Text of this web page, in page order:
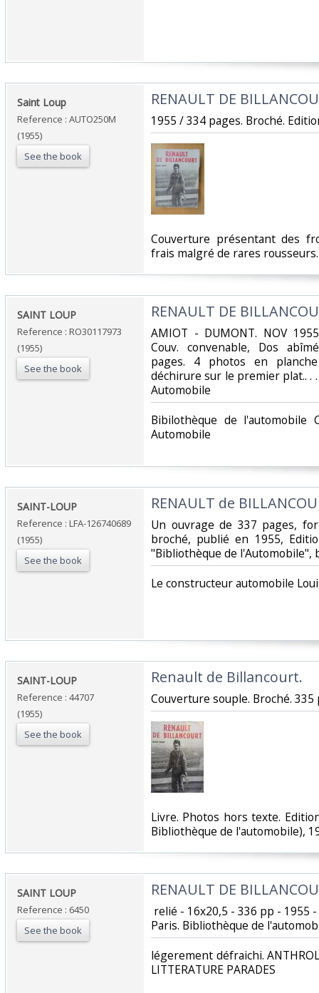
‎Saint Loup‎
Reference : AUTO250M
(1955)
See the book
‎RENAULT DE
‎1955 / 334 pages. Broché.
‎Couverture présentant des
frais malgré de rares
‎SAINT LOUP‎
Reference : RO30117973
(1955)
See the book
‎RENAULT DE
‎AMIOT - DUMONT. NOV
Couv. convenable, Dos
pages. 4 photos en
déchirure sur le premier plat.. .
Automobile‎
‎Bibilothèque de l'automobile
Automobile‎
‎SAINT-LOUP‎
Reference : LFA-126740689
(1955)
See the book
‎RENAULT de
‎Un ouvrage de 337 pages,
broché, publié en 1955,
"Bibliothèque de l'Automobile",
‎Le constructeur automobile
‎SAINT-LOUP ‎
Reference : 44707
(1955)
See the book
‎Renault de Billancourt.‎
‎Couverture souple. Broché. 335
‎Livre. Photos hors texte.
Bibliothèque de l'automobile),
‎SAINT LOUP‎
Reference : 6450
See the book
‎RENAULT DE
relié - 16x20,5 - 336 pp - 1955
Paris. Bibliothèque de
‎légerement défraichi.
LITTERATURE PARADES‎